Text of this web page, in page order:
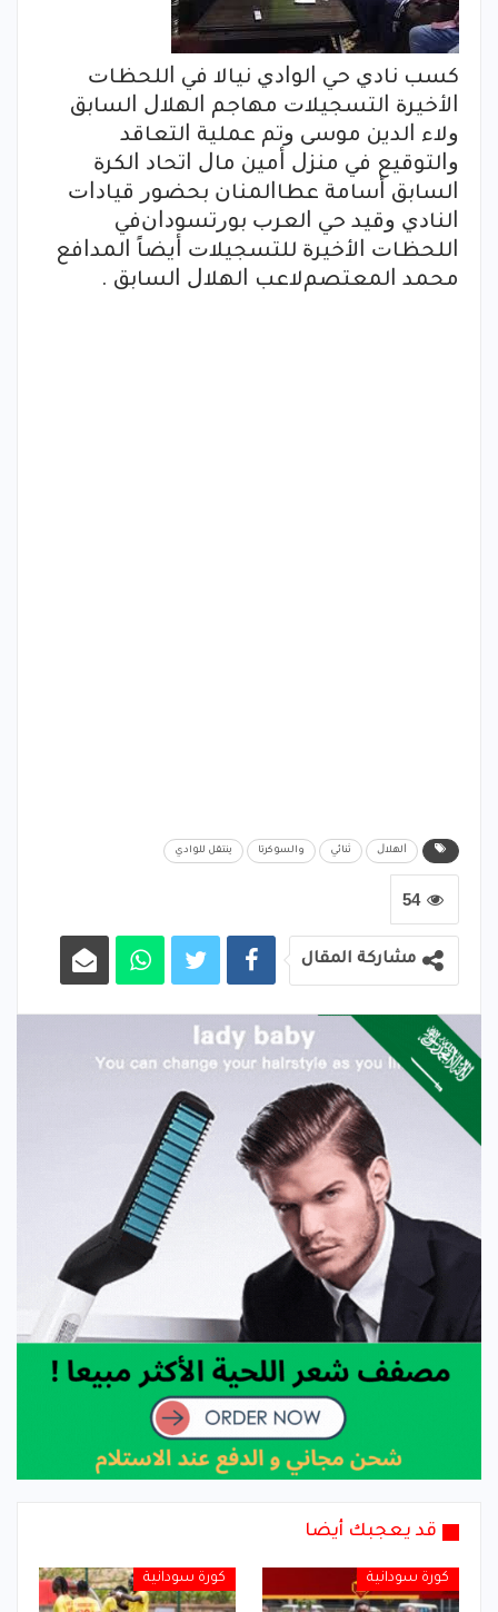
ﻛﺴﺐ ﻧﺎﺩﻱ ﺣﻲ ﺍﻟﻮﺍﺩﻱ ﻧﻴﺎﻻ ﻓﻲ ﺍﻟﻠﺤﻈﺎﺕ
ﺍﻷﺧﻴﺮﺓ ﺍﻟﺘﺴﺠﻴﻼﺕ ﻣﻬﺎﺟﻢ ﺍﻟﻬﻼﻝ ﺍﻟﺴﺎﺑﻖ
ﻭﻻء ﺍﻟﺪﻳﻦ ﻣﻮﺳﻰ ﻭﺗﻢ ﻋﻤﻠﻴﺔ ﺍﻟﺘﻌﺎﻗﺪ
ﻭﺍﻟﺘﻮﻗﻴﻊ ﻓﻲ ﻣﻨﺰﻝ ﺃﻣﻴﻦ ﻣﺎﻝ ﺍﺗﺤﺎﺩ ﺍﻟﻜﺮﺓ
ﺍﻟﺴﺎﺑﻖ ﺃﺳﺎﻣﺔ ﻋﻄﺎﺍﻟﻤﻨﺎﻥ ﺑﺤﻀﻮﺭ ﻗﻴﺎﺩﺍﺕ
ﺍﻟﻨﺎﺩﻱ ﻭﻗﻴﺪ ﺣﻲ ﺍﻟﻌﺮﺏ ﺑﻮﺭﺗﺴﻮﺩﺍﻥﻓﻲ
ﺍﻟﻠﺤﻈﺎﺕ ﺍﻷﺧﻴﺮﺓ ﻟﻠﺘﺴﺠﻴﻼﺕ ﺃﻳﻀﺎً ﺍﻟﻤﺪﺍﻓﻊ
ﻣﺤﻤﺪ ﺍﻟﻤﻌﺘﺼﻢﻻﻋﺐ ﺍﻟﻬﻼﻝ ﺍﻟﺴﺎﺑﻖ .
ﺍﻟﻬﻼﻝ ثنائي والسوكرتا ينتقل للوادي
54
مشاركة المقال
قد يعجبك أيضا
كورة سودانية كورة سودانية